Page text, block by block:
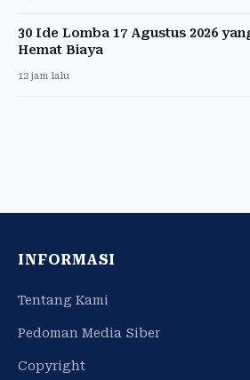
30 Ide Lomba 17 Agustus 2026
Hemat Biaya
12 jam lalu
INFORMASI
Tentang Kami
Pedoman Media Siber
Copyright